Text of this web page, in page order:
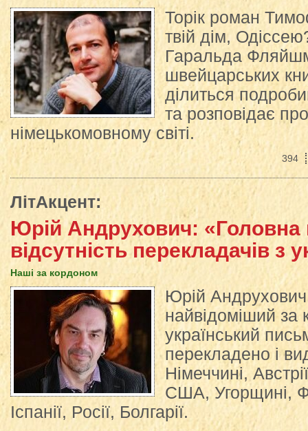
Торік роман
твій дім,
Гаральда
швейцарських
ділиться
та розповідає
німецькомовному світі.
394
ЛітАкцент:
Юрій Андрухович:
відсутність перекладачів з
Наші за кордоном
Юрій
найвідоміший за
український
перекладено і
Німеччині,
США, Угорщині,
Іспанії, Росії, Болгарії.